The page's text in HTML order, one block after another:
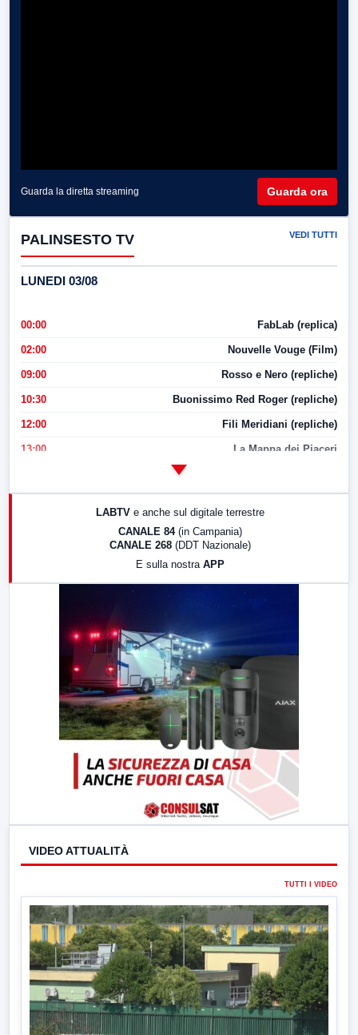
Guarda la diretta streaming Guarda ora
PALINSESTO TV VEDI TUTTI
LUNEDI 03/08
00:00 FabLab (replica)
02:00 Nouvelle Vouge (Film)
09:00 Rosso e Nero (repliche)
10:30 Buonissimo Red Roger (repliche)
12:00 Fili Meridiani (repliche)
13:00 La Mappa dei Piaceri
LABTV e anche sul digitale terrestre
CANALE 84 (in Campania)
CANALE 268 (DDT Nazionale)
E sulla nostra APP
VIDEO ATTUALITÀ
TUTTI I VIDEO